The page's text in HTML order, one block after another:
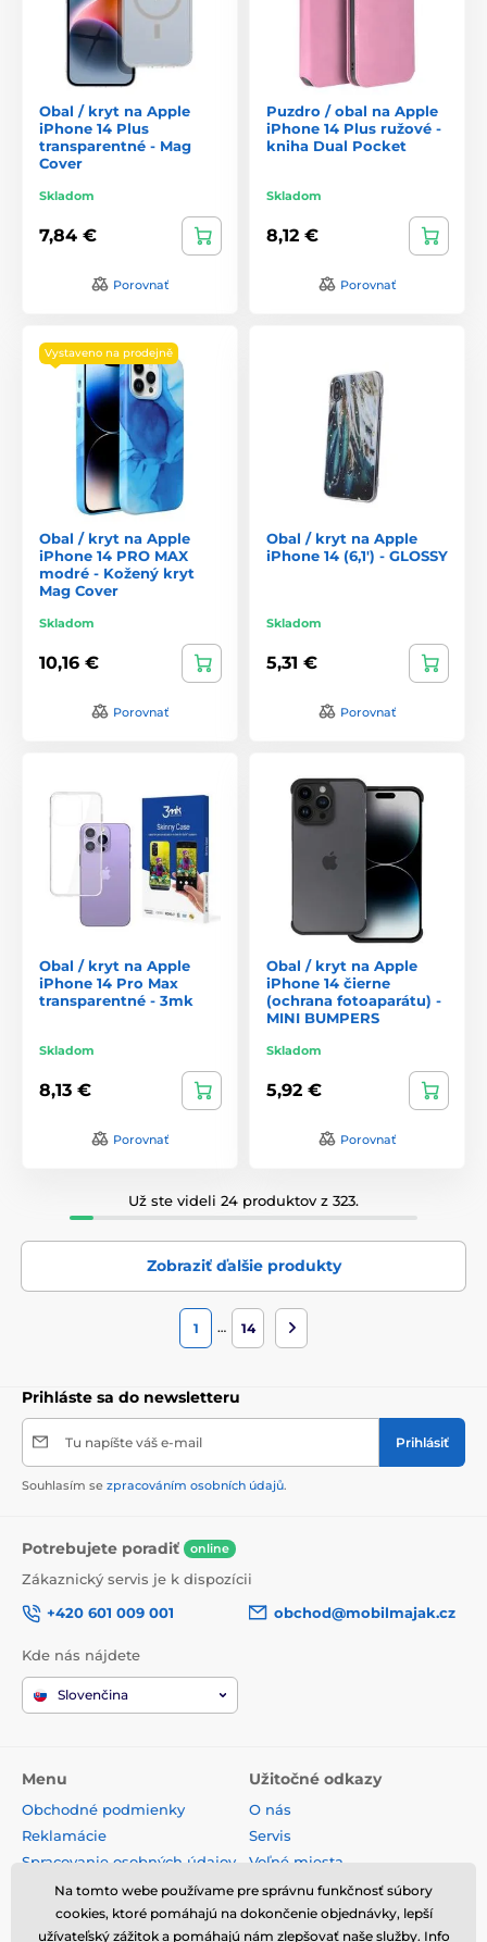
Obal / kryt na Apple
iPhone 14 Plus
transparentné - Mag
Cover
Skladom
7,84 €
Porovnať
Puzdro / obal na Apple
iPhone 14 Plus ružové -
kniha Dual Pocket
Skladom
8,12 €
Porovnať
Vystaveno na prodejně
Obal / kryt na Apple
iPhone 14 PRO MAX
modré - Kožený kryt
Mag Cover
Skladom
10,16 €
Porovnať
Obal / kryt na Apple
iPhone 14 (6,1') - GLOSSY
Skladom
5,31 €
Porovnať
Obal / kryt na Apple
iPhone 14 Pro Max
transparentné - 3mk
Skladom
8,13 €
Porovnať
Obal / kryt na Apple
iPhone 14 čierne
(ochrana fotoaparátu) -
MINI BUMPERS
Skladom
5,92 €
Porovnať
Už ste videli 24 produktov z 323.
Zobraziť ďalšie produkty
1 … 14
Prihláste sa do newsletteru
Tu napíšte váš e-mail Prihlásiť
Souhlasím se zpracováním osobních údajů.
Potrebujete poradiť online
Zákaznický servis je k dispozícii
+420 601 009 001
obchod@mobilmajak.cz
Kde nás nájdete
Slovenčina
Menu
Obchodné podmienky
Reklamácie
Spracovanie osobných údajov
Doprava a platba
Odstúpenie od zmluvy
Užitočné odkazy
O nás
Servis
Voľné miesta
Kontakt
Na tomto webe používame pre správnu funkčnosť súbory
cookies, ktoré pomáhajú na dokončenie objednávky, lepší
užívateľský zážitok a pomáhajú nám zlepšovať naše služby. Info